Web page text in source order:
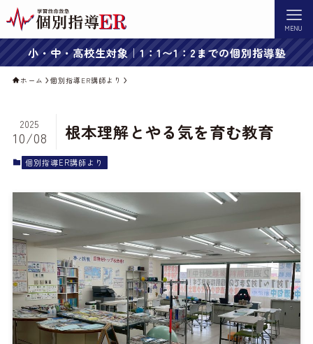
MENU
小・中・高校生対象｜1：1〜1：2までの個別指導塾
ホーム 個別指導ER講師より
根本理解とやる気を育む教育
2025
10/08
個別指導ER講師より